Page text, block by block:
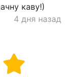
каву!)
4 дня назад